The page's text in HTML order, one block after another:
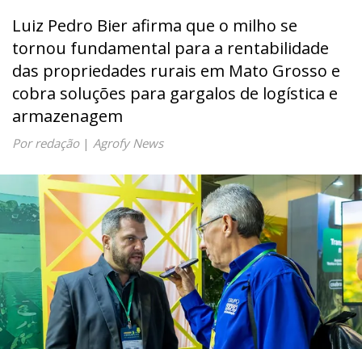
Luiz Pedro Bier afirma que o milho se
tornou fundamental para a rentabilidade
das propriedades rurais em Mato Grosso e
cobra soluções para gargalos de logística e
armazenagem
Por redação| Agrofy News